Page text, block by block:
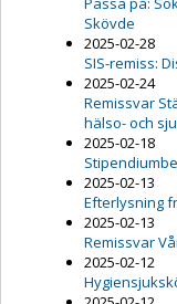
Skövde
2025-02-28
SIS-remiss:
2025-02-24
Remissvar
hälso- och
2025-02-18
2025-02-13
Efterlysning
2025-02-13
Remissvar
2025-02-12